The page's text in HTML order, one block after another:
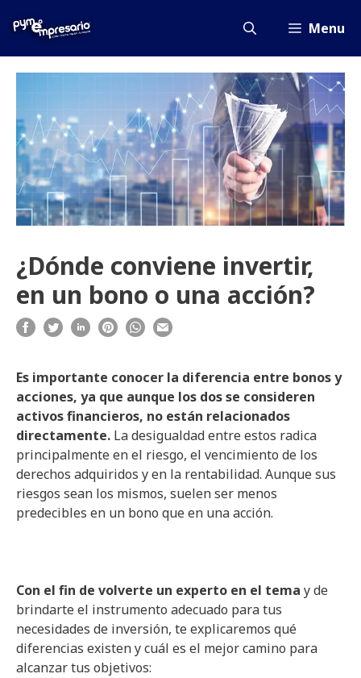
Menu
¿Dónde conviene invertir,
en un bono o una acción?
Es importante conocer la diferencia entre bonos y
acciones, ya que aunque los dos se consideren
activos financieros, no están relacionados
directamente. La desigualdad entre estos radica
principalmente en el riesgo, el vencimiento de los
derechos adquiridos y en la rentabilidad. Aunque sus
riesgos sean los mismos, suelen ser menos
predecibles en un bono que en una acción.
Con el fin de volverte un experto en el tema y de
brindarte el instrumento adecuado para tus
necesidades de inversión, te explicaremos qué
diferencias existen y cuál es el mejor camino para
alcanzar tus objetivos: